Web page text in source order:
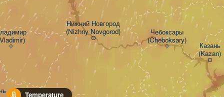
Temperature
Нижний Новгород
(Nizhny Novgorod)
Казань
(Kazan)
Чебоксары
(Cheboksary)